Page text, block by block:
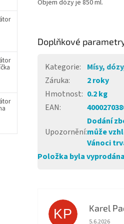
Objem dózy je 850 ml.
Doplňkové
Kategorie:
Mísy,
Záruka:
2 roky
Hmotnost: 0.2 kg
EAN:
Upozornění:
Dodání
může
Vánoci
Položka byla
KP Karel
Hodnocení
5.6.2026